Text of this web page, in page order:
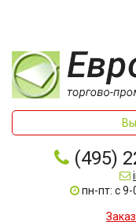
(495)
пн-пт: с